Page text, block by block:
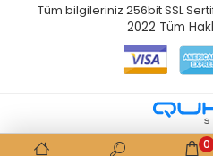
Tüm bilgileriniz 256bit SSL
2022 Tüm
0